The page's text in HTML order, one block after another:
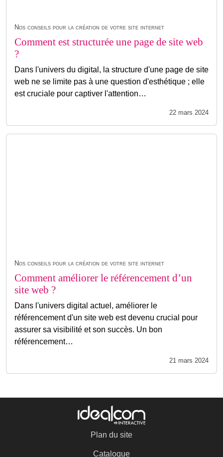
Nos conseils pour la création de votre site internet
Comment est structurée une page de site web
?
Dans l'univers du digital, la structure d'une page de site
web ne se limite pas à une question d'esthétique ; elle
est cruciale pour captiver l'attention…
22 mars 2024
Nos conseils pour la création de votre site internet
Comment améliorer le référencement d’un
site web ?
Dans l'univers digital actuel, améliorer le
référencement d'un site web est devenu crucial pour
assurer sa visibilité et son succès. Un bon
référencement…
21 mars 2024
Plan du site
Catalogue